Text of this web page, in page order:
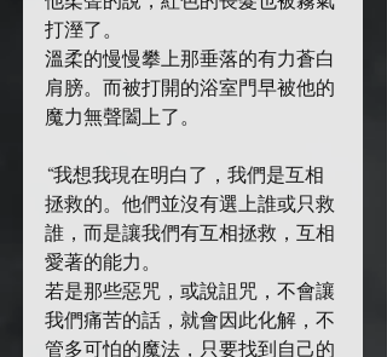
打溼了。
溫柔的慢慢攀上那垂落的有力蒼白
肩膀。而被打開的浴室門早被他的
魔力無聲闔上了。
“我想我現在明白了，我們是互相
拯救的。他們並沒有選上誰或只救
誰，而是讓我們有互相拯救，互相
愛著的能力。
若是那些惡咒，或說詛咒，不會讓
我們痛苦的話，就會因此化解，不
管多可怕的魔法，只要找到自己的